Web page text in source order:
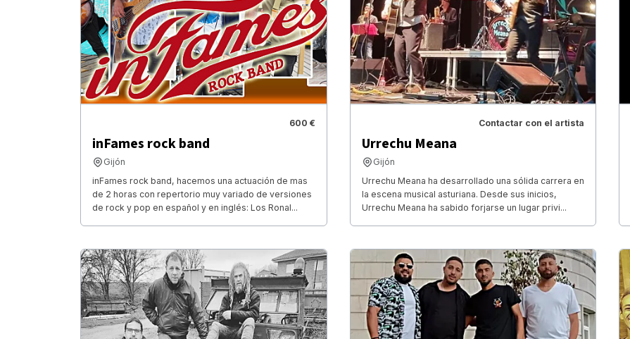
600 €
inFames rock band
Gijón
inFames rock band, hacemos una actuación de mas
de 2 horas con repertorio muy variado de versiones
de rock y pop en español y en inglés: Los Ronal...
Contactar con el artista
Urrechu Meana
Gijón
Urrechu Meana ha desarrollado una sólida carrera en
la escena musical asturiana. Desde sus inicios,
Urrechu Meana ha sabido forjarse un lugar privi...